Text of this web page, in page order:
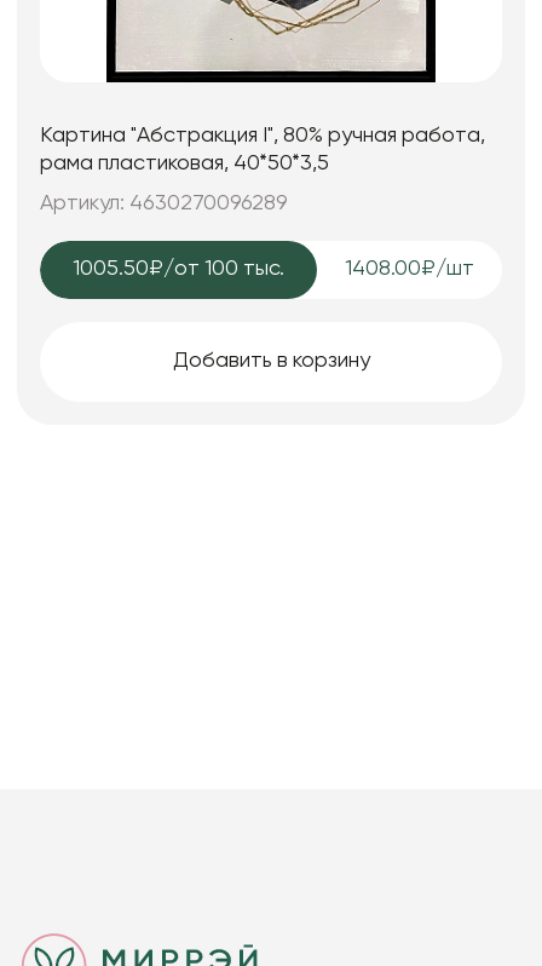
Картина "Абстракция I", 80% ручная работа,
рама пластиковая, 40*50*3,5
Артикул: 4630270096289
1005.50₽/от 100 тыс. 1408.00₽/шт
Добавить в корзину